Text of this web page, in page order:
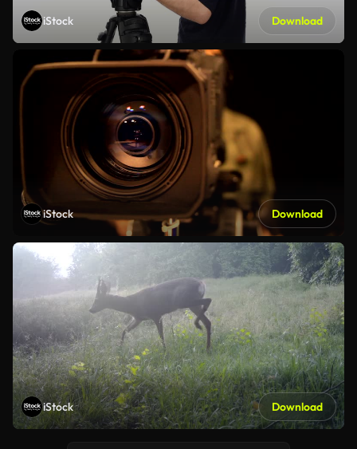
iStock Download
iStock Download
iStock Download